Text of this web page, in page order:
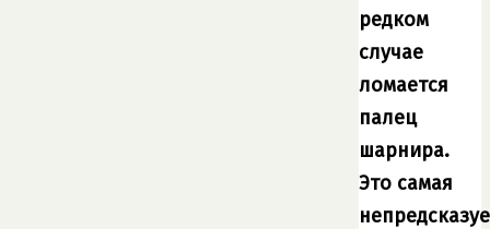
редком
случае
ломается
палец
шарнира.
Это самая